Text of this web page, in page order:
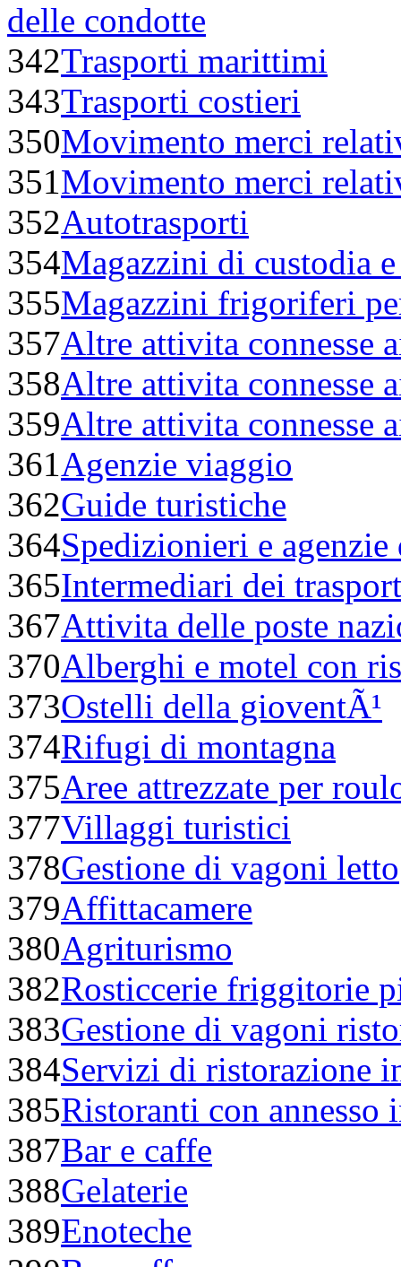
delle condotte
342Trasporti marittimi
343Trasporti costieri
350Movimento merci
351Movimento merci
352Autotrasporti
354Magazzini di custodia
355Magazzini frigoriferi
357Altre attivita connesse
358Altre attivita connesse
359Altre attivita connesse
361Agenzie viaggio
362Guide turistiche
364Spedizionieri e
365Intermediari dei
367Attivita delle poste
370Alberghi e motel con
373Ostelli della gioventÃ¹
374Rifugi di montagna
375Aree attrezzate per
377Villaggi turistici
378Gestione di vagoni letto
379Affittacamere
380Agriturismo
382Rosticcerie friggitorie
383Gestione di vagoni
384Servizi di ristorazione
385Ristoranti con annesso
387Bar e caffe
388Gelaterie
389Enoteche